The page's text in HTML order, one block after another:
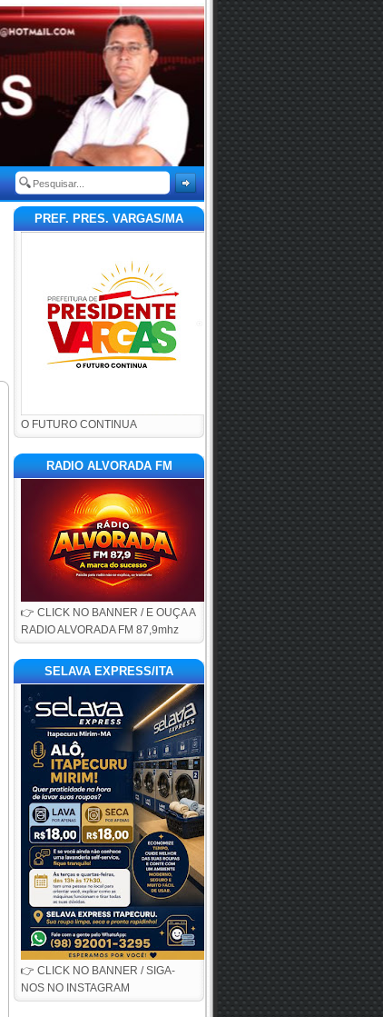
PREF. PRES. VARGAS/MA
O FUTURO CONTINUA
RADIO ALVORADA FM
👉 CLICK NO BANNER / E OUÇA A
RADIO ALVORADA FM 87,9mhz
SELAVA EXPRESS/ITA
👉 CLICK NO BANNER / SIGA-
NOS NO INSTAGRAM